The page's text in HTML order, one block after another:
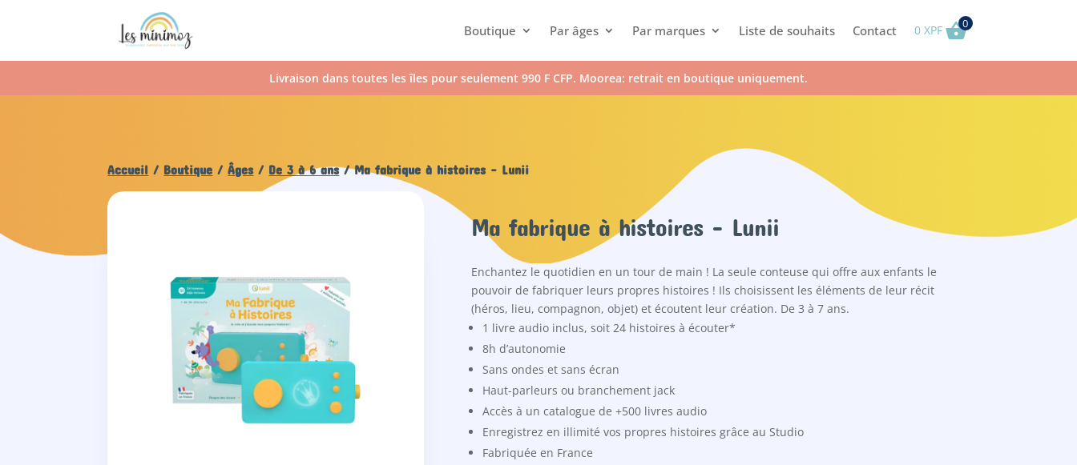
Boutique Par âges Par marques Liste de souhaits Contact 0 XPF 0
Livraison dans toutes les îles pour seulement 990 F CFP. Moorea: retrait en boutique uniquement.
Accueil / Boutique /Âges/ De 3 à 6 ans/ Ma fabrique à histoires – Lunii
Ma fabrique à histoires – Lunii
Enchantez le quotidien en un tour de main ! La seule conteuse qui offre aux enfants le
pouvoir de fabriquer leurs propres histoires ! Ils choisissent les éléments de leur récit
(héros, lieu, compagnon, objet) et écoutent leur création. De 3 à 7 ans.
1 livre audio inclus, soit 24 histoires à écouter*
8h d’autonomie
Sans ondes et sans écran
Haut-parleurs ou branchement jack
Accès à un catalogue de +500 livres audio
Enregistrez en illimité vos propres histoires grâce au Studio
Fabriquée en France